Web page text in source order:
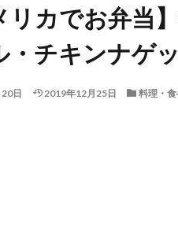
リカでお弁当
・チキンナゲ
日 2019年12月25日 料理・